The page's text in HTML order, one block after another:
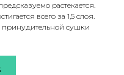
растекается.
всего за 1,5 слоя.
сушки